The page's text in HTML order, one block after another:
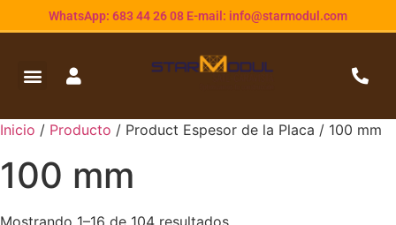
WhatsApp: 683 44 26 08 E-mail: info@starmodul.com
Inicio / Producto / Product Espesor de la Placa / 100 mm
100 mm
Mostrando 1–16 de 104 resultados